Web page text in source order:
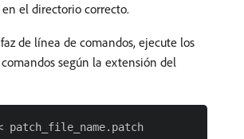
el directorio correcto.
de línea de comandos, ejecute los
según la extensión del